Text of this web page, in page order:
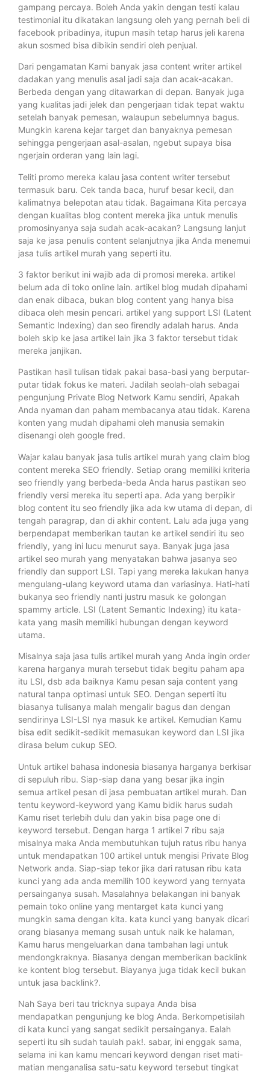
gampang percaya. Boleh Anda yakin dengan testi kalau
testimonial itu dikatakan langsung oleh yang pernah beli di
facebook pribadinya, itupun masih tetap harus jeli karena
akun sosmed bisa dibikin sendiri oleh penjual.
Dari pengamatan Kami banyak jasa content writer artikel
dadakan yang menulis asal jadi saja dan acak-acakan.
Berbeda dengan yang ditawarkan di depan. Banyak juga
yang kualitas jadi jelek dan pengerjaan tidak tepat waktu
setelah banyak pemesan, walaupun sebelumnya bagus.
Mungkin karena kejar target dan banyaknya pemesan
sehingga pengerjaan asal-asalan, ngebut supaya bisa
ngerjain orderan yang lain lagi.
Teliti promo mereka kalau jasa content writer tersebut
termasuk baru. Cek tanda baca, huruf besar kecil, dan
kalimatnya belepotan atau tidak. Bagaimana Kita percaya
dengan kualitas blog content mereka jika untuk menulis
promosinyanya saja sudah acak-acakan? Langsung lanjut
saja ke jasa penulis content selanjutnya jika Anda menemui
jasa tulis artikel murah yang seperti itu.
3 faktor berikut ini wajib ada di promosi mereka. artikel
belum ada di toko online lain. artikel blog mudah dipahami
dan enak dibaca, bukan blog content yang hanya bisa
dibaca oleh mesin pencari. artikel yang support LSI (Latent
Semantic Indexing) dan seo firendly adalah harus. Anda
boleh skip ke jasa artikel lain jika 3 faktor tersebut tidak
mereka janjikan.
Pastikan hasil tulisan tidak pakai basa-basi yang berputar-
putar tidak fokus ke materi. Jadilah seolah-olah sebagai
pengunjung Private Blog Network Kamu sendiri, Apakah
Anda nyaman dan paham membacanya atau tidak. Karena
konten yang mudah dipahami oleh manusia semakin
disenangi oleh google fred.
Wajar kalau banyak jasa tulis artikel murah yang claim blog
content mereka SEO friendly. Setiap orang memiliki kriteria
seo friendly yang berbeda-beda Anda harus pastikan seo
friendly versi mereka itu seperti apa. Ada yang berpikir
blog content itu seo friendly jika ada kw utama di depan, di
tengah paragrap, dan di akhir content. Lalu ada juga yang
berpendapat memberikan tautan ke artikel sendiri itu seo
friendly, yang ini lucu menurut saya. Banyak juga jasa
artikel seo murah yang menyatakan bahwa jasanya seo
friendly dan support LSI. Tapi yang mereka lakukan hanya
mengulang-ulang keyword utama dan variasinya. Hati-hati
bukanya seo friendly nanti justru masuk ke golongan
spammy article. LSI (Latent Semantic Indexing) itu kata-
kata yang masih memiliki hubungan dengan keyword
utama.
Misalnya saja jasa tulis artikel murah yang Anda ingin order
karena harganya murah tersebut tidak begitu paham apa
itu LSI, dsb ada baiknya Kamu pesan saja content yang
natural tanpa optimasi untuk SEO. Dengan seperti itu
biasanya tulisanya malah mengalir bagus dan dengan
sendirinya LSI-LSI nya masuk ke artikel. Kemudian Kamu
bisa edit sedikit-sedikit memasukan keyword dan LSI jika
dirasa belum cukup SEO.
Untuk artikel bahasa indonesia biasanya harganya berkisar
di sepuluh ribu. Siap-siap dana yang besar jika ingin
semua artikel pesan di jasa pembuatan artikel murah. Dan
tentu keyword-keyword yang Kamu bidik harus sudah
Kamu riset terlebih dulu dan yakin bisa page one di
keyword tersebut. Dengan harga 1 artikel 7 ribu saja
misalnya maka Anda membutuhkan tujuh ratus ribu hanya
untuk mendapatkan 100 artikel untuk mengisi Private Blog
Network anda. Siap-siap tekor jika dari ratusan ribu kata
kunci yang ada anda memilih 100 keyword yang ternyata
persainganya susah. Masalahnya belakangan ini banyak
pemain toko online yang mentarget kata kunci yang
mungkin sama dengan kita. kata kunci yang banyak dicari
orang biasanya memang susah untuk naik ke halaman,
Kamu harus mengeluarkan dana tambahan lagi untuk
mendongkraknya. Biasanya dengan memberikan backlink
ke kontent blog tersebut. Biayanya juga tidak kecil bukan
untuk jasa backlink?.
Nah Saya beri tau tricknya supaya Anda bisa
mendapatkan pengunjung ke blog Anda. Berkompetisilah
di kata kunci yang sangat sedikit persainganya. Ealah
seperti itu sih sudah taulah pak!. sabar, ini enggak sama,
selama ini kan kamu mencari keyword dengan riset mati-
matian menganalisa satu-satu keyword tersebut tingkat